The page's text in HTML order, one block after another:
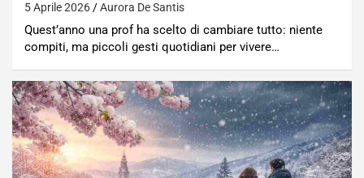
5 Aprile 2026 Aurora De Santis
Quest’anno una prof ha scelto di cambiare tutto: niente
compiti, ma piccoli gesti quotidiani per vivere…